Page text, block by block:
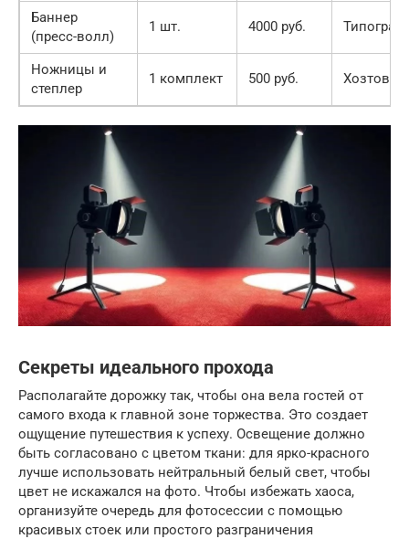
Баннер
(пресс-волл)
1 шт. 4000 руб.
Ножницы и
степлер
1 комплект 500 руб.
Секреты идеального прохода
Располагайте дорожку так, чтобы она вела гостей от
самого входа к главной зоне торжества. Это создает
ощущение путешествия к успеху. Освещение должно
быть согласовано с цветом ткани: для ярко-красного
лучше использовать нейтральный белый свет, чтобы
цвет не искажался на фото. Чтобы избежать хаоса,
организуйте очередь для фотосессии с помощью
красивых стоек или простого разграничения